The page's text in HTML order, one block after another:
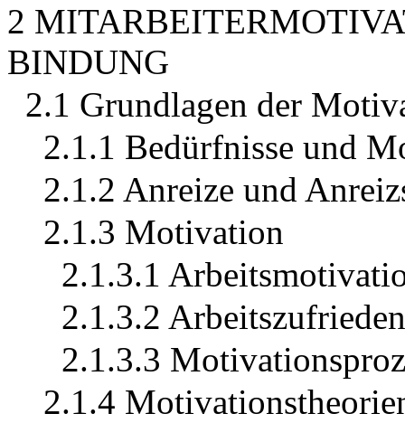
2
BINDUNG
2.1 Grundlagen der
2.1.1 Bedürfnisse und
2.1.2 Anreize und
2.1.3 Motivation
2.1.3.1
2.1.3.2
2.1.3.3
2.1.4